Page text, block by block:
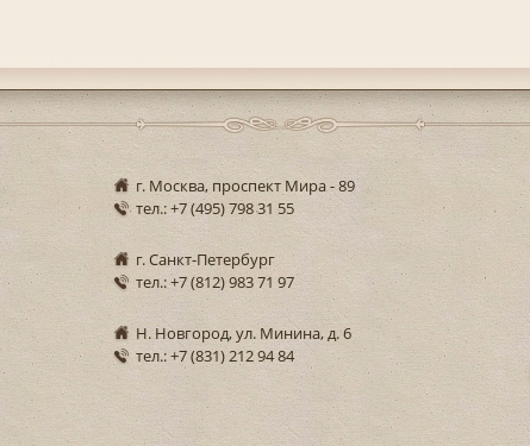
г. Москва, проспект Мира - 89
тел.: +7 (495) 798 31 55
г. Санкт-Петербург
тел.: +7 (812) 983 71 97
Н. Новгород, ул. Минина, д. 6
тел.: +7 (831) 212 94 84